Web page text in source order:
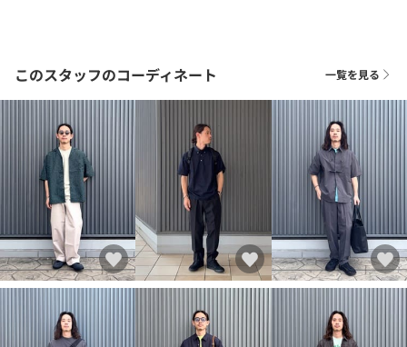
このスタッフのコーディネート 一覧を見る